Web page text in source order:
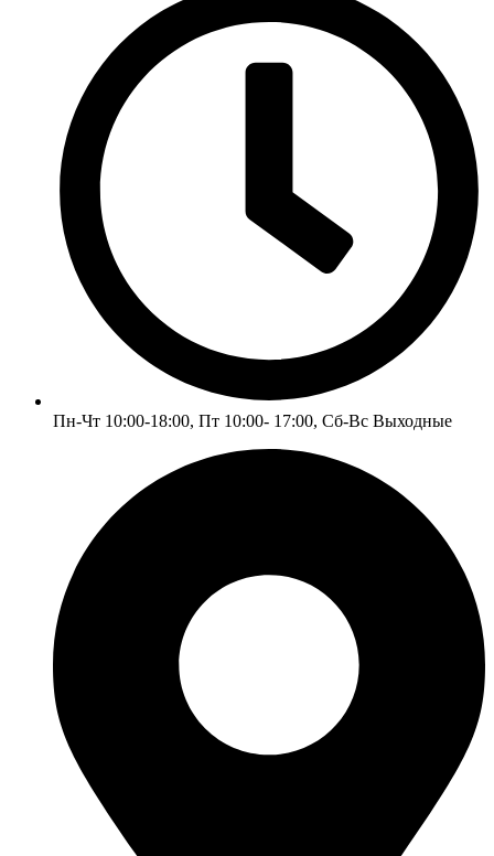
Пн-Чт 10:00-18:00, Пт 10:00- 17:00, Сб-Вс Выходные